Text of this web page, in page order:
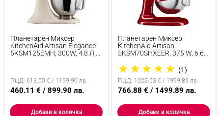
Планетарен Миксер
KitchenAid Artisan Elegance
5KSM125EMH, 300W, 4.8 Л,
ПЦД: 613.50 € / 1199.90 лв.
460.11 € / 899.90 лв.
Добави в количка
Планетарен Миксер
KitchenAid Artisan
5KSM70SHXEER, 375 W, 6.6
Допир, Повдигане На
Купата, Специална Скорост
Fold, Flex Edge, Червен
★ ★ ★ ★ ★ (1)
ПЦД: 1022.53 € / 1999.89 лв.
766.88 € / 1499.89 лв.
Добави в количка